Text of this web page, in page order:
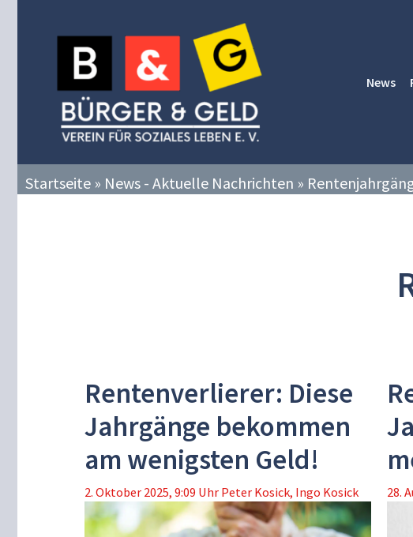
News
Startseite » News - Aktuelle Nachrichten »
Rentenverlierer: Diese
Jahrgänge bekommen
am wenigsten Geld!
2. Oktober 2025, 9:09 Uhr Peter Kosick, Ingo Kosick 28.